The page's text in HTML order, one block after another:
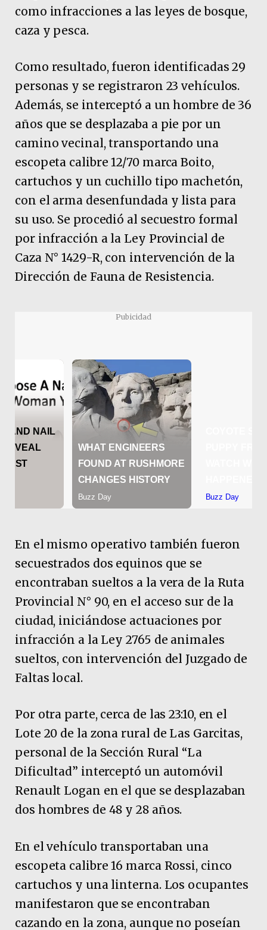
como infracciones a las leyes de bosque,
caza y pesca.
Como resultado, fueron identificadas 29
personas y se registraron 23 vehículos.
Además, se interceptó a un hombre de 36
años que se desplazaba a pie por un
camino vecinal, transportando una
escopeta calibre 12/70 marca Boito,
cartuchos y un cuchillo tipo machetón,
con el arma desenfundada y lista para
su uso. Se procedió al secuestro formal
por infracción a la Ley Provincial de
Caza N° 1429-R, con intervención de la
Dirección de Fauna de Resistencia.
Pubicidad
En el mismo operativo también fueron
secuestrados dos equinos que se
encontraban sueltos a la vera de la Ruta
Provincial N° 90, en el acceso sur de la
ciudad, iniciándose actuaciones por
infracción a la Ley 2765 de animales
sueltos, con intervención del Juzgado de
Faltas local.
Por otra parte, cerca de las 23:10, en el
Lote 20 de la zona rural de Las Garcitas,
personal de la Sección Rural “La
Dificultad” interceptó un automóvil
Renault Logan en el que se desplazaban
dos hombres de 48 y 28 años.
En el vehículo transportaban una
escopeta calibre 16 marca Rossi, cinco
cartuchos y una linterna. Los ocupantes
manifestaron que se encontraban
cazando en la zona, aunque no poseían